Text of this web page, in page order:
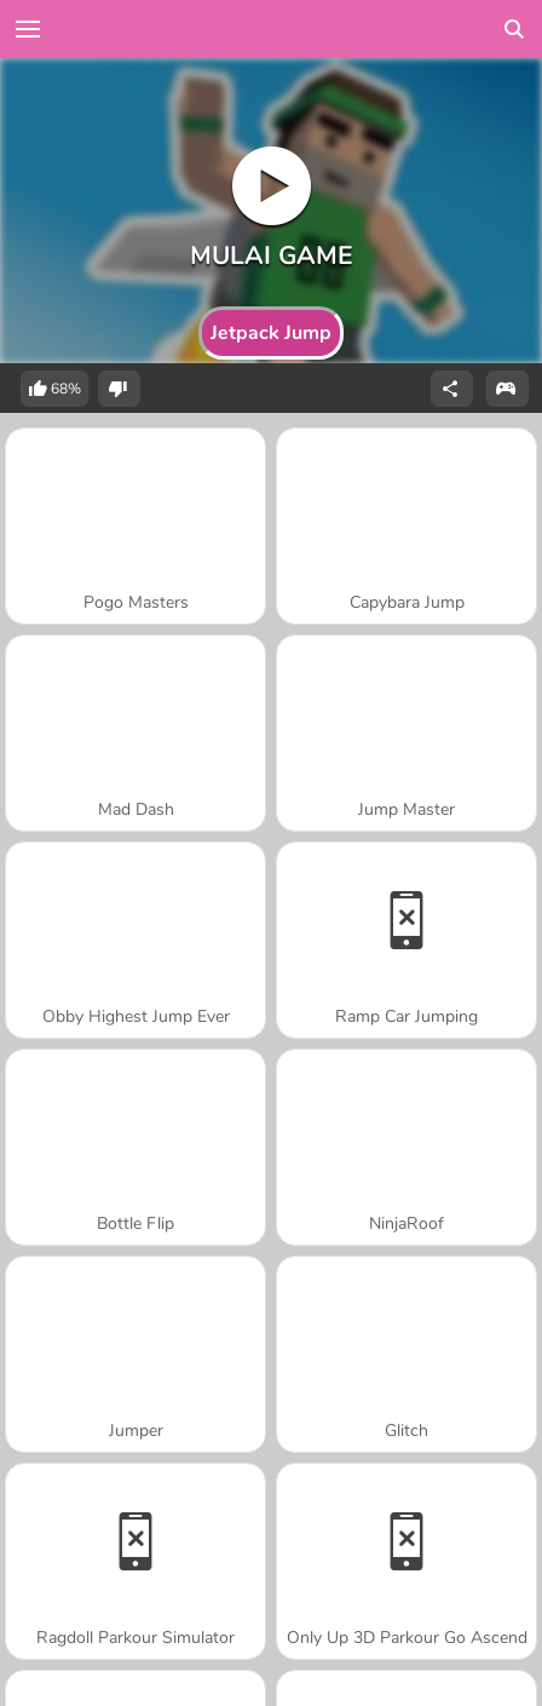
Jetpack Jump
68%
Pogo Masters Capybara Jump
Mad Dash Jump Master
Obby Highest Jump Ever Ramp Car Jumping
Bottle Flip NinjaRoof
Jumper Glitch
Ragdoll Parkour Simulator Only Up 3D Parkour Go Ascend